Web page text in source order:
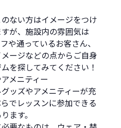
ない方はイメージをつけ
が、施設内の雰囲気は
や通っているお客さん、
ージなどの点からご自身
を探してみてください！
メニティー
ッズやアメニティーが充
でレッスンに参加できる
ます。